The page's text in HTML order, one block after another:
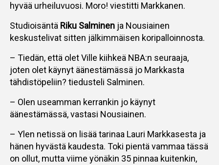
hyvää urheiluvuosi. Moro! viestitti Markkanen.
Studioisäntä Riku Salminen ja Nousiainen
keskustelivat sitten jälkimmäisen koripalloinnosta.
– Tiedän, että olet Ville kiihkeä NBA:n seuraaja,
joten olet käynyt äänestämässä jo Markkasta
tähdistöpeliin? tiedusteli Salminen.
– Olen useamman kerrankin jo käynyt
äänestämässä, vastasi Nousiainen.
– Ylen netissä on lisää tarinaa Lauri Markkasesta ja
hänen hyvästä kaudesta. Toki pientä vammaa tässä
on ollut, mutta viime yönäkin 35 pinnaa kuitenkin,